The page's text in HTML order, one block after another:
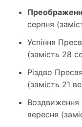
серпня
Успіння
(замість 28
Різдво
(замість 21
Воздвиження
вересня